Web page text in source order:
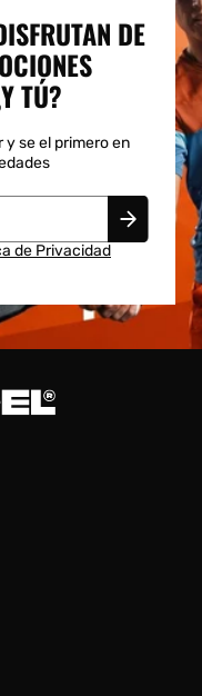
DE
TÚ?
se el primero en
de Privacidad